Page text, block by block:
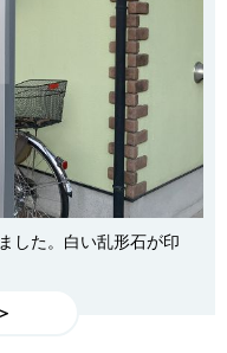
した。白い乱形石が印